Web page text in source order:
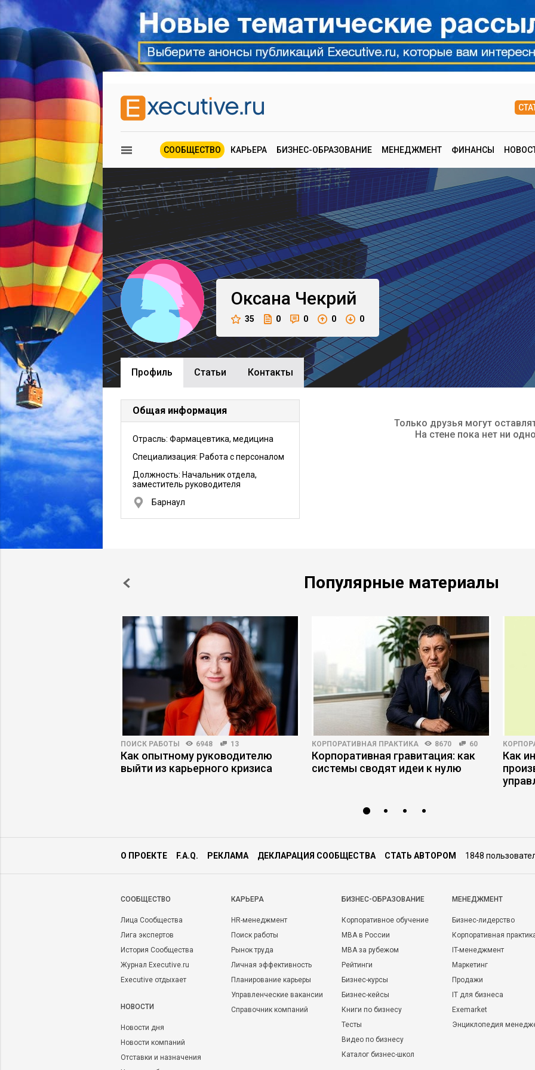
СООБЩЕСТВО КАРЬЕРА БИЗНЕС-ОБРАЗОВАНИЕ МЕНЕДЖМЕНТ ФИНАНСЫ
Оксана Чекрий
35 0 0 0 0
Профиль Cтатьи Контакты
Общая информация
Отрасль: Фармацевтика, медицина
Специализация: Работа с персоналом
Должность: Начальник отдела,
заместитель руководителя
Барнаул
Только друзья могут
На стене пока нет ни
Популярные материалы
ПОИСК РАБОТЫ 6948 13
Как опытному руководителю
выйти из карьерного кризиса
КОРПОРАТИВНАЯ ПРАКТИКА 8670 60
Корпоративная гравитация: как
системы сводят идеи к нулю
Как
О ПРОЕКТЕ F.A.Q. РЕКЛАМА ДЕКЛАРАЦИЯ СООБЩЕСТВА СТАТЬ АВТОРОМ 1848
CООБЩЕСТВО
Лица Сообщества
Лига экспертов
История Сообщества
Журнал Executive.ru
Executive отдыхает
НОВОСТИ
Новости дня
Новости компаний
Отставки и назначения
КАРЬЕРА
HR-менеджмент
Поиск работы
Рынок труда
Личная эффективность
Планирование карьеры
Управленческие вакансии
Справочник компаний
БИЗНЕС-ОБРАЗОВАНИЕ
Корпоративное обучение
MBA в России
MBA за рубежом
Рейтинги
Бизнес-курсы
Бизнес-кейсы
Книги по бизнесу
Тесты
Видео по бизнесу
Каталог бизнес-школ
МЕНЕДЖМЕНТ
Бизнес-лидерство
Корпоративная
IT-менеджмент
Маркетинг
Продажи
IT для бизнеса
Exemarket
Энциклопедия